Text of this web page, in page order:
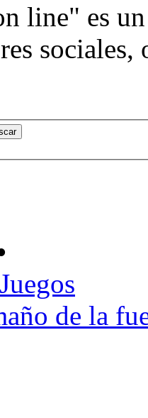
line" es
sociales,
de la